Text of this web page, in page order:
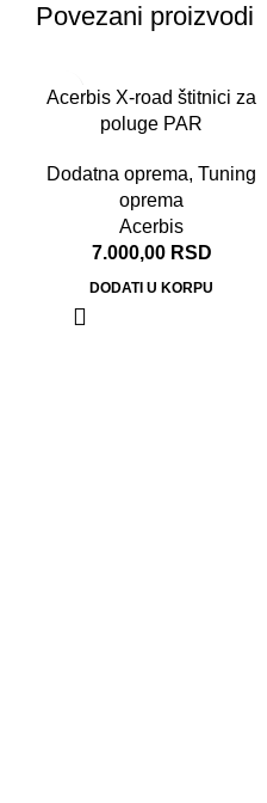
Povezani proizvodi
Acerbis X-road štitnici za
poluge PAR
Dodatna oprema, Tuning
oprema
Acerbis
7.000,00 RSD
DODATI U KORPU